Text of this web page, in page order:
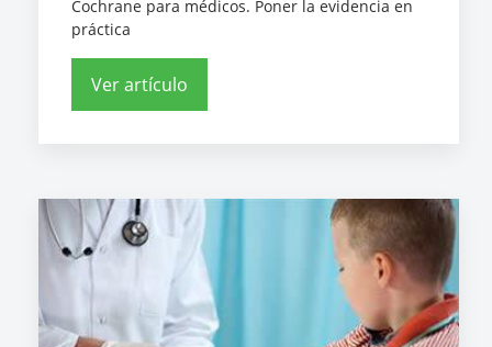
Cochrane para médicos. Poner la evidencia en
práctica
Ver artículo